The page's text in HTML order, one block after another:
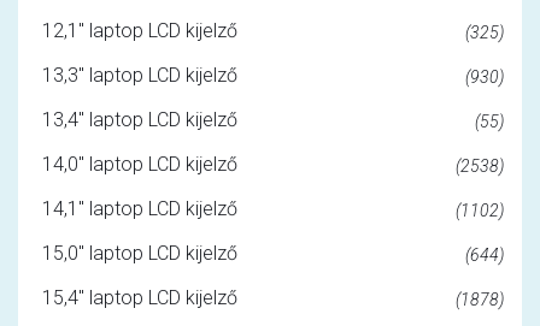
12,1" laptop LCD kijelző (325)
13,3" laptop LCD kijelző (930)
13,4" laptop LCD kijelző (55)
14,0" laptop LCD kijelző (2538)
14,1" laptop LCD kijelző (1102)
15,0" laptop LCD kijelző (644)
15,4" laptop LCD kijelző (1878)